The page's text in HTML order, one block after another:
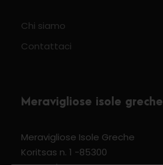
Chi siamo
Contattaci
Meravigliose isole greche
Meravigliose Isole Greche
Koritsas n. 1 -85300